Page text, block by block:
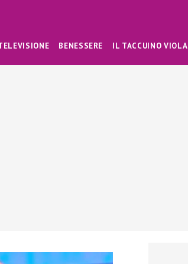
BENESSERE IL TACCUINO VIOLA